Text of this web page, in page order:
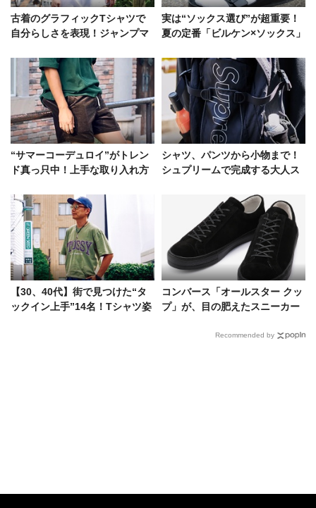
古着のグラフィックTシャツで
自分らしさを表現！ジャンプマ
実は“ソックス選び”が超重要！
夏の定番「ビルケン×ソックス」
“サマーコーデュロイ”がトレン
ド真っ只中！上手な取り入れ方
シャツ、パンツから小物まで！
シュプリームで完成する大人ス
【30、40代】街で見つけた“タ
ックイン上手”14名！Tシャツ姿
コンバース「オールスター クッ
プ」が、目の肥えたスニーカー
Recommended by